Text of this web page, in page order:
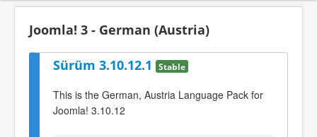
Joomla! 3 - German (Austria)
Sürüm 3.10.12.1 Stable
This is the German, Austria Language Pack for
Joomla! 3.10.12